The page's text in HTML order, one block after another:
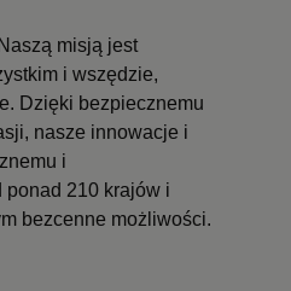
misją jest
i wszędzie,
Dzięki bezpiecznemu
nasze innowacje i
i
ponad 210 krajów i
bezcenne możliwości.